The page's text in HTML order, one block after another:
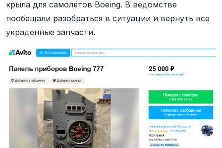
крыла для самолётов Boeing. В ведомстве
пообещали разобраться в ситуации и вернуть все
украденные запчасти.